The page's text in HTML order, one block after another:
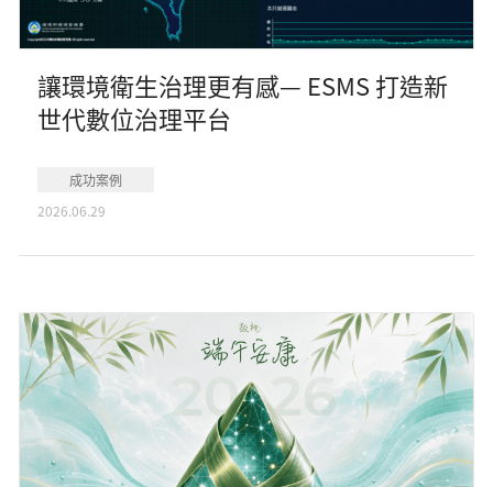
讓環境衛生治理更有感— ESMS 打造新
世代數位治理平台
成功案例
2026.06.29